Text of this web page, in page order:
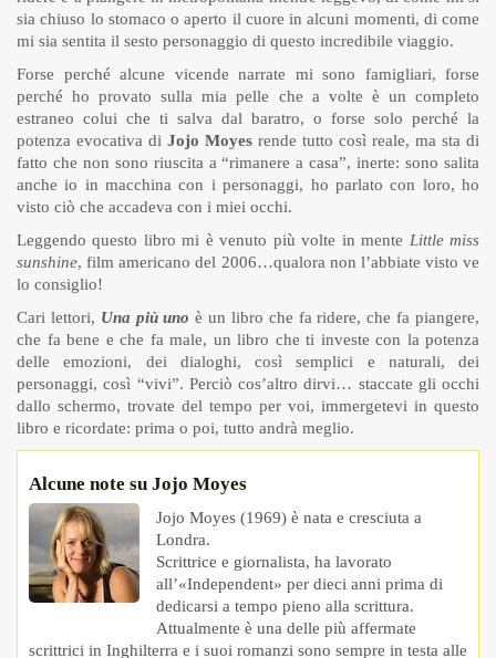
sia chiuso lo stomaco o aperto il cuore in alcuni momenti, di come
mi sia sentita il sesto personaggio di questo incredibile viaggio.
Forse perché alcune vicende narrate mi sono famigliari, forse
perché ho provato sulla mia pelle che a volte è un completo
estraneo colui che ti salva dal baratro, o forse solo perché la
potenza evocativa di Jojo Moyes rende tutto così reale, ma sta di
fatto che non sono riuscita a “rimanere a casa”, inerte: sono salita
anche io in macchina con i personaggi, ho parlato con loro, ho
visto ciò che accadeva con i miei occhi.
Leggendo questo libro mi è venuto più volte in mente Little miss
sunshine, film americano del 2006…qualora non l’abbiate visto ve
lo consiglio!
Cari lettori, Una più uno è un libro che fa ridere, che fa piangere,
che fa bene e che fa male, un libro che ti investe con la potenza
delle emozioni, dei dialoghi, così semplici e naturali, dei
personaggi, così “vivi”. Perciò cos’altro dirvi… staccate gli occhi
dallo schermo, trovate del tempo per voi, immergetevi in questo
libro e ricordate: prima o poi, tutto andrà meglio.
Alcune note su Jojo Moyes
Jojo Moyes (1969) è nata e cresciuta a
Londra.
Scrittrice e giornalista, ha lavorato
all’«Independent» per dieci anni prima di
dedicarsi a tempo pieno alla scrittura.
Attualmente è una delle più affermate
scrittrici in Inghilterra e i suoi romanzi sono sempre in testa alle